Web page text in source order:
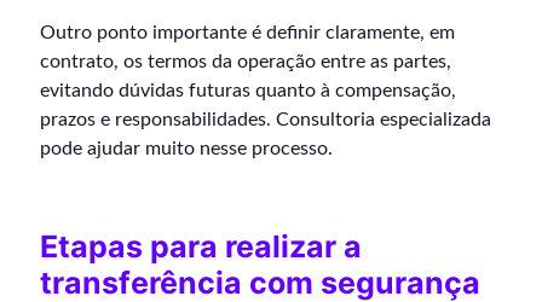
Outro ponto importante é definir claramente, em
contrato, os termos da operação entre as partes,
evitando dúvidas futuras quanto à compensação,
prazos e responsabilidades. Consultoria especializada
pode ajudar muito nesse processo.
Etapas para realizar a
transferência com segurança